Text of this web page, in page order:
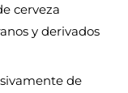
cerveza
y derivados
de